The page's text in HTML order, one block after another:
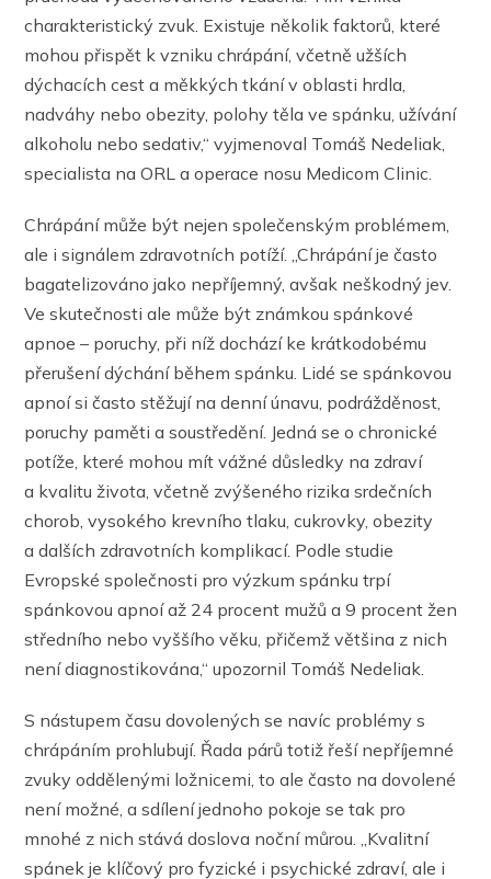
charakteristický zvuk. Existuje několik faktorů, které
mohou přispět k vzniku chrápání, včetně užších
dýchacích cest a měkkých tkání v oblasti hrdla,
nadváhy nebo obezity, polohy těla ve spánku, užívání
alkoholu nebo sedativ,“ vyjmenoval Tomáš Nedeliak,
specialista na ORL a operace nosu Medicom Clinic.
Chrápání může být nejen společenským problémem,
ale i signálem zdravotních potíží. „Chrápání je často
bagatelizováno jako nepříjemný, avšak neškodný jev.
Ve skutečnosti ale může být známkou spánkové
apnoe – poruchy, při níž dochází ke krátkodobému
přerušení dýchání během spánku. Lidé se spánkovou
apnoí si často stěžují na denní únavu, podrážděnost,
poruchy paměti a soustředění. Jedná se o chronické
potíže, které mohou mít vážné důsledky na zdraví
a kvalitu života, včetně zvýšeného rizika srdečních
chorob, vysokého krevního tlaku, cukrovky, obezity
a dalších zdravotních komplikací. Podle studie
Evropské společnosti pro výzkum spánku trpí
spánkovou apnoí až 24 procent mužů a 9 procent žen
středního nebo vyššího věku, přičemž většina z nich
není diagnostikována,“ upozornil Tomáš Nedeliak.
S nástupem času dovolených se navíc problémy s
chrápáním prohlubují. Řada párů totiž řeší nepříjemné
zvuky oddělenými ložnicemi, to ale často na dovolené
není možné, a sdílení jednoho pokoje se tak pro
mnohé z nich stává doslova noční můrou. „Kvalitní
spánek je klíčový pro fyzické i psychické zdraví, ale i